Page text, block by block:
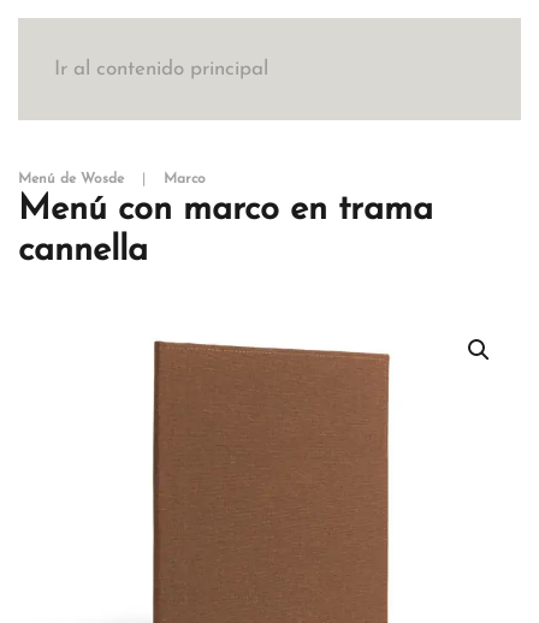
Ir al contenido principal
Menú de Wosde Marco
Menú con marco en trama
cannella